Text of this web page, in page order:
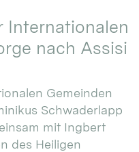
Internationalen
nach Assisi
Gemeinden
Schwaderlapp
mit Ingbert
des Heiligen